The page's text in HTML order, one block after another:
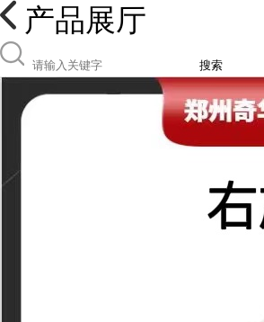
产品展厅
搜索